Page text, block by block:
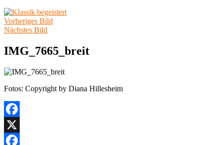
Vorheriges Bild
Nächstes Bild
IMG_7665_breit
Fotos: Copyright by Diana Hillesheim
Facebook
X